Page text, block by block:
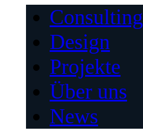
Consulting
Design
Projekte
Über uns
News